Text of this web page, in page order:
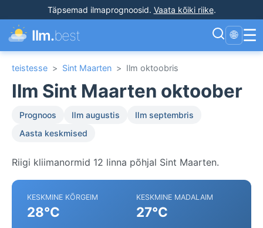
Täpsemad ilmaprognoosid. Vaata kõiki riike.
Ilm.best 🌐 ☰
teistesse > Sint Maarten > Ilm oktoobris
Ilm Sint Maarten oktoober
Prognoos Ilm augustis
Ilm septembris
Aasta keskmised
Riigi kliimanormid 12 linna põhjal Sint Maarten.
KESKMINE KÕRGEIM
28°C
KESKMINE MADALAIM
27°C